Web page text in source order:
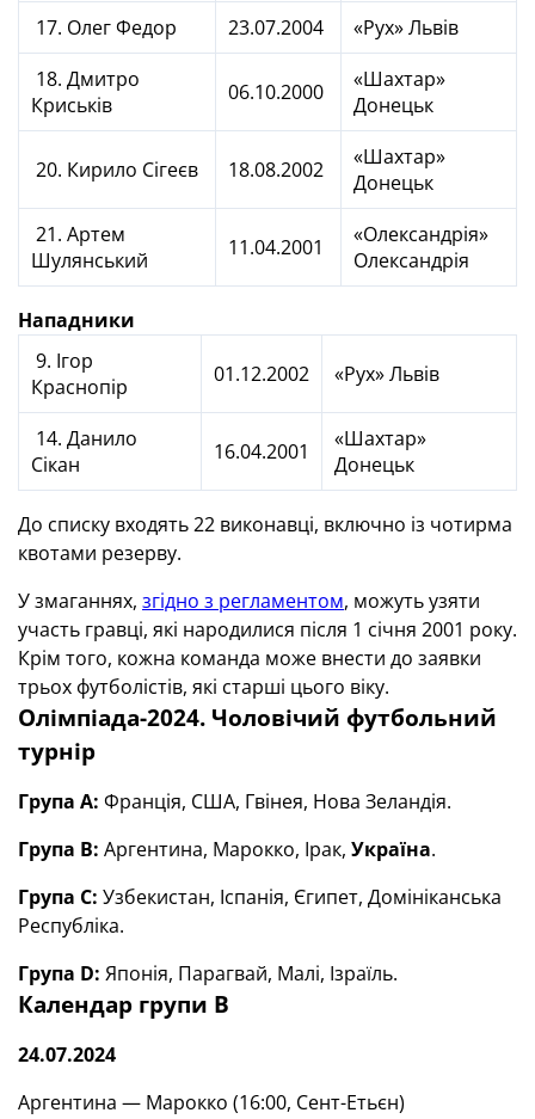
17. Олег Федор 23.07.2004
«Рух» Львів
18. Дмитро
Криськів
06.10.2000
«Шахтар»
Донецьк
20. Кирило Сігеєв 18.08.2002
«Шахтар»
Донецьк
21. Артем
Шулянський
11.04.2001
«Олександрія»
Олександрія
Нападники
9. Ігор
Краснопір
01.12.2002 «Рух» Львів
14. Данило
Сікан
16.04.2001
«Шахтар»
Донецьк
До списку входять 22 виконавці, включно із чотирма
квотами резерву.
У змаганнях, згідно з регламентом, можуть узяти
участь гравці, які народилися після 1 січня 2001 року.
Крім того, кожна команда може внести до заявки
трьох футболістів, які старші цього віку.
Олімпіада-2024. Чоловічий футбольний
турнір
Група А: Франція, США, Гвінея, Нова Зеландія.
Група В: Аргентина, Марокко, Ірак, Україна.
Група С: Узбекистан, Іспанія, Єгипет, Домініканська
Республіка.
Група D: Японія, Парагвай, Малі, Ізраїль.
Календар групи В
24.07.2024
Аргентина — Марокко (16:00, Сент-Етьєн)